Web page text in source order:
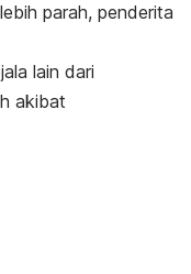
parah, penderita
lain dari
akibat